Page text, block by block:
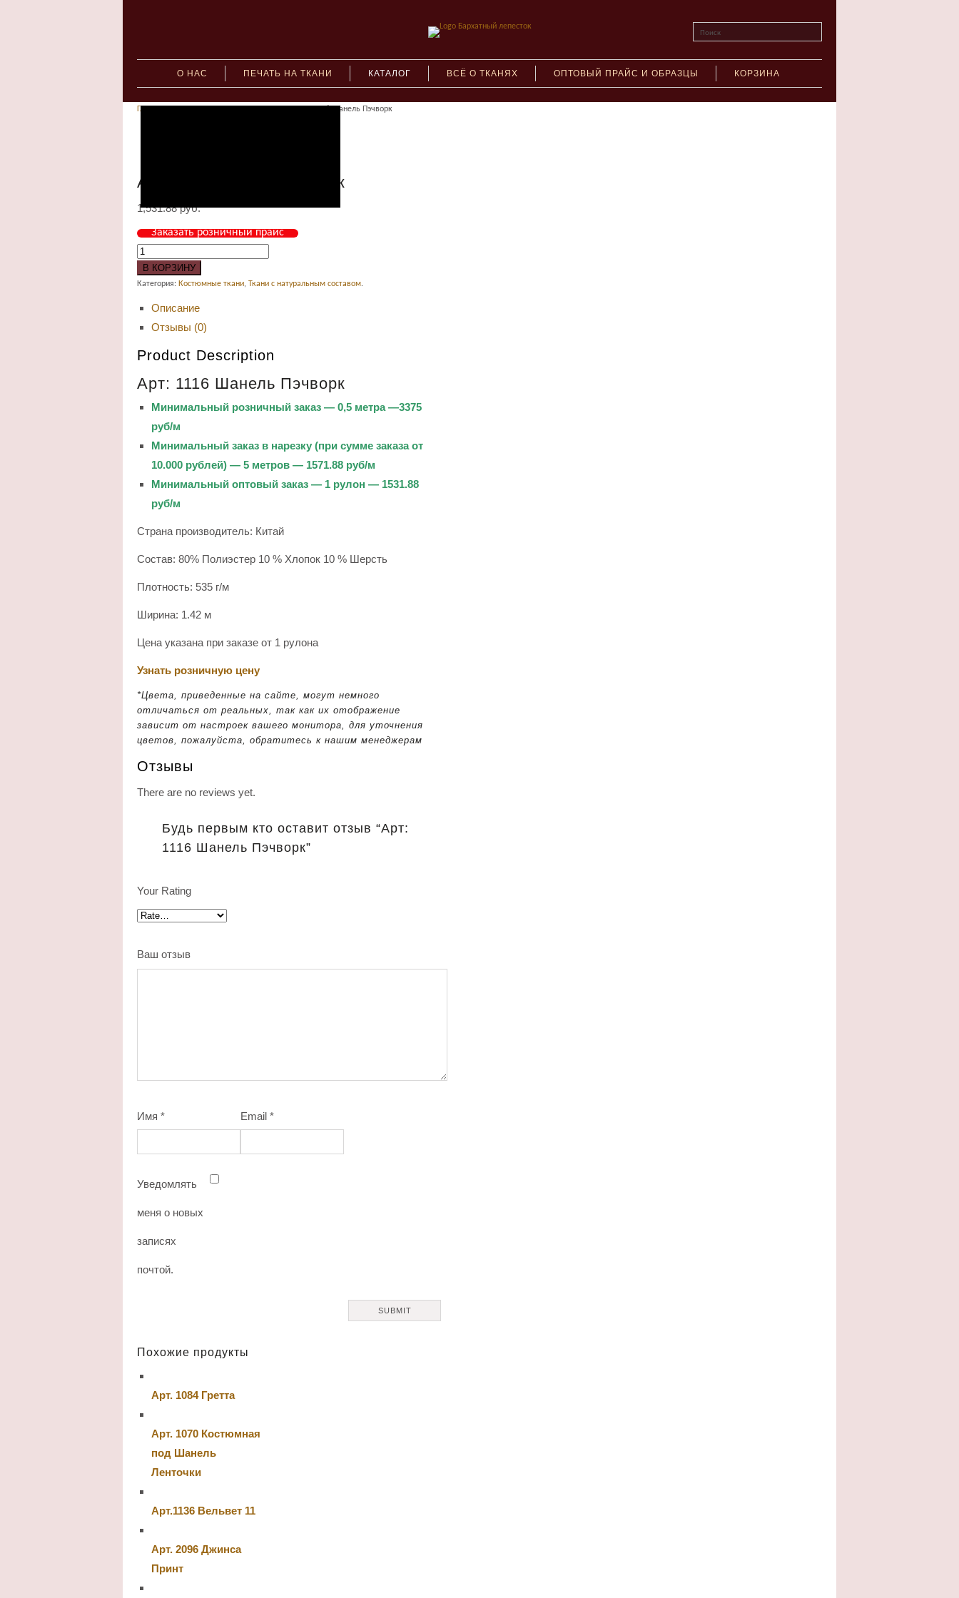
Поиск
О НАС ПЕЧАТЬ НА ТКАНИ КАТАЛОГ ВСЁ О ТКАНЯХ ОПТОВЫЙ ПРАЙС И ОБРАЗЦЫ КОРЗИНА
Главная » Арт: 1116 Шанель Пэчворк
Арт: 1116 Шанель Пэчворк
1,531.88руб.
Заказать розничный прайс
В КОРЗИНУ
Категория: Костюмные ткани, Ткани с натуральным составом.
Описание
Отзывы (0)
Product Description
Арт: 1116 Шанель Пэчворк
Минимальный розничный заказ — 0,5 метра —3375
руб/м
Минимальный заказ в нарезку (при сумме заказа от
10.000 рублей) — 5 метров — 1571.88 руб/м
Минимальный оптовый заказ — 1 рулон — 1531.88
руб/м
Страна производитель: Китай
Состав: 80% Полиэстер 10 % Хлопок 10 % Шерсть
Плотность: 535 г/м
Ширина: 1.42 м
Цена указана при заказе от 1 рулона
Узнать розничную цену
*Цвета, приведенные на сайте, могут немного
отличаться от реальных, так как их отображение
зависит от настроек вашего монитора, для уточнения
цветов, пожалуйста, обратитесь к нашим менеджерам
Отзывы
There are no reviews yet.
Будь первым кто оставит отзыв “Арт:
1116 Шанель Пэчворк”
Your Rating
Ваш отзыв
Имя * Email *
Уведомлять
меня о новых
записях
почтой.
Похожие продукты
Арт. 1084 Гретта
Арт. 1070 Костюмная
под Шанель
Ленточки
Арт.1136 Вельвет 11
Арт. 2096 Джинса
Принт